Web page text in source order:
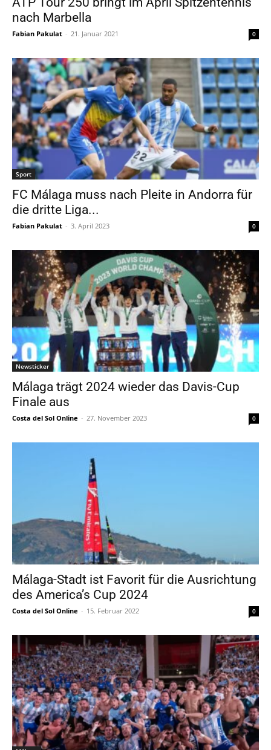
nach Marbella
Fabian Pakulat - 21. Januar 2021 0
Sport
FC Málaga muss nach Pleite in Andorra für
die dritte Liga...
Fabian Pakulat - 3. April 2023 0
Newsticker
Málaga trägt 2024 wieder das Davis-Cup
Finale aus
Costa del Sol Online - 27. November 2023 0
Málaga-Stadt ist Favorit für die Ausrichtung
des America’s Cup 2024
Costa del Sol Online - 15. Februar 2022 0